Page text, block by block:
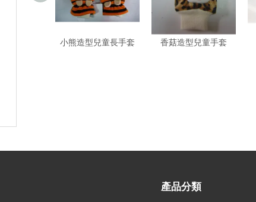
小熊造型兒童長手套 香菇造型兒童手套
產品分類